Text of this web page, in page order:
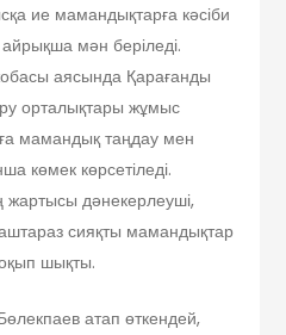
ие мамандықтарға кәсіби
мән беріледі.
аясында Қарағанды
орталықтары жұмыс
мамандық таңдау мен
көмек көрсетіледі.
дәнекерлеуші,
сияқты мамандықтар
шықты.
атап өткендей,